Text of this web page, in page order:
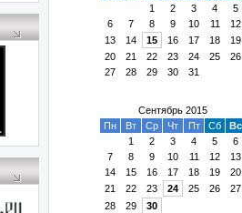
1
2 3 4
5
6
7 8 9 10 11
12
13
14 15 16 17 18
19
20
21 22 23 24 25
26
27
28 29 30 31
Сентябрь 2015
Пн
Вт Ср Чт Пт Сб
Вс
1
2 3 4 5
6
7
8 9 10 11 12
13
14
15 16 17 18 19
20
21
22 23 24 25 26
27
28
29
30